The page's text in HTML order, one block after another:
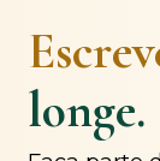
longe.